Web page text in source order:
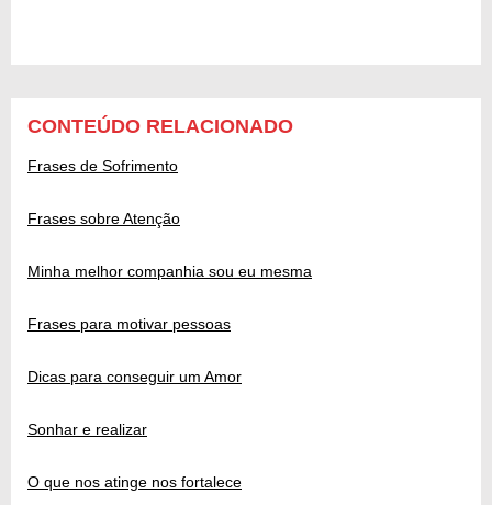
CONTEÚDO RELACIONADO
Frases de Sofrimento
Frases sobre Atenção
Minha melhor companhia sou eu mesma
Frases para motivar pessoas
Dicas para conseguir um Amor
Sonhar e realizar
O que nos atinge nos fortalece